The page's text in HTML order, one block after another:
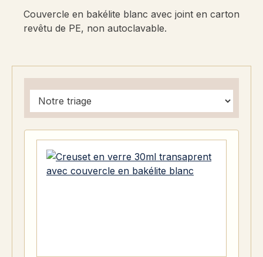
Couvercle en bakélite blanc avec joint en carton
revêtu de PE, non autoclavable.